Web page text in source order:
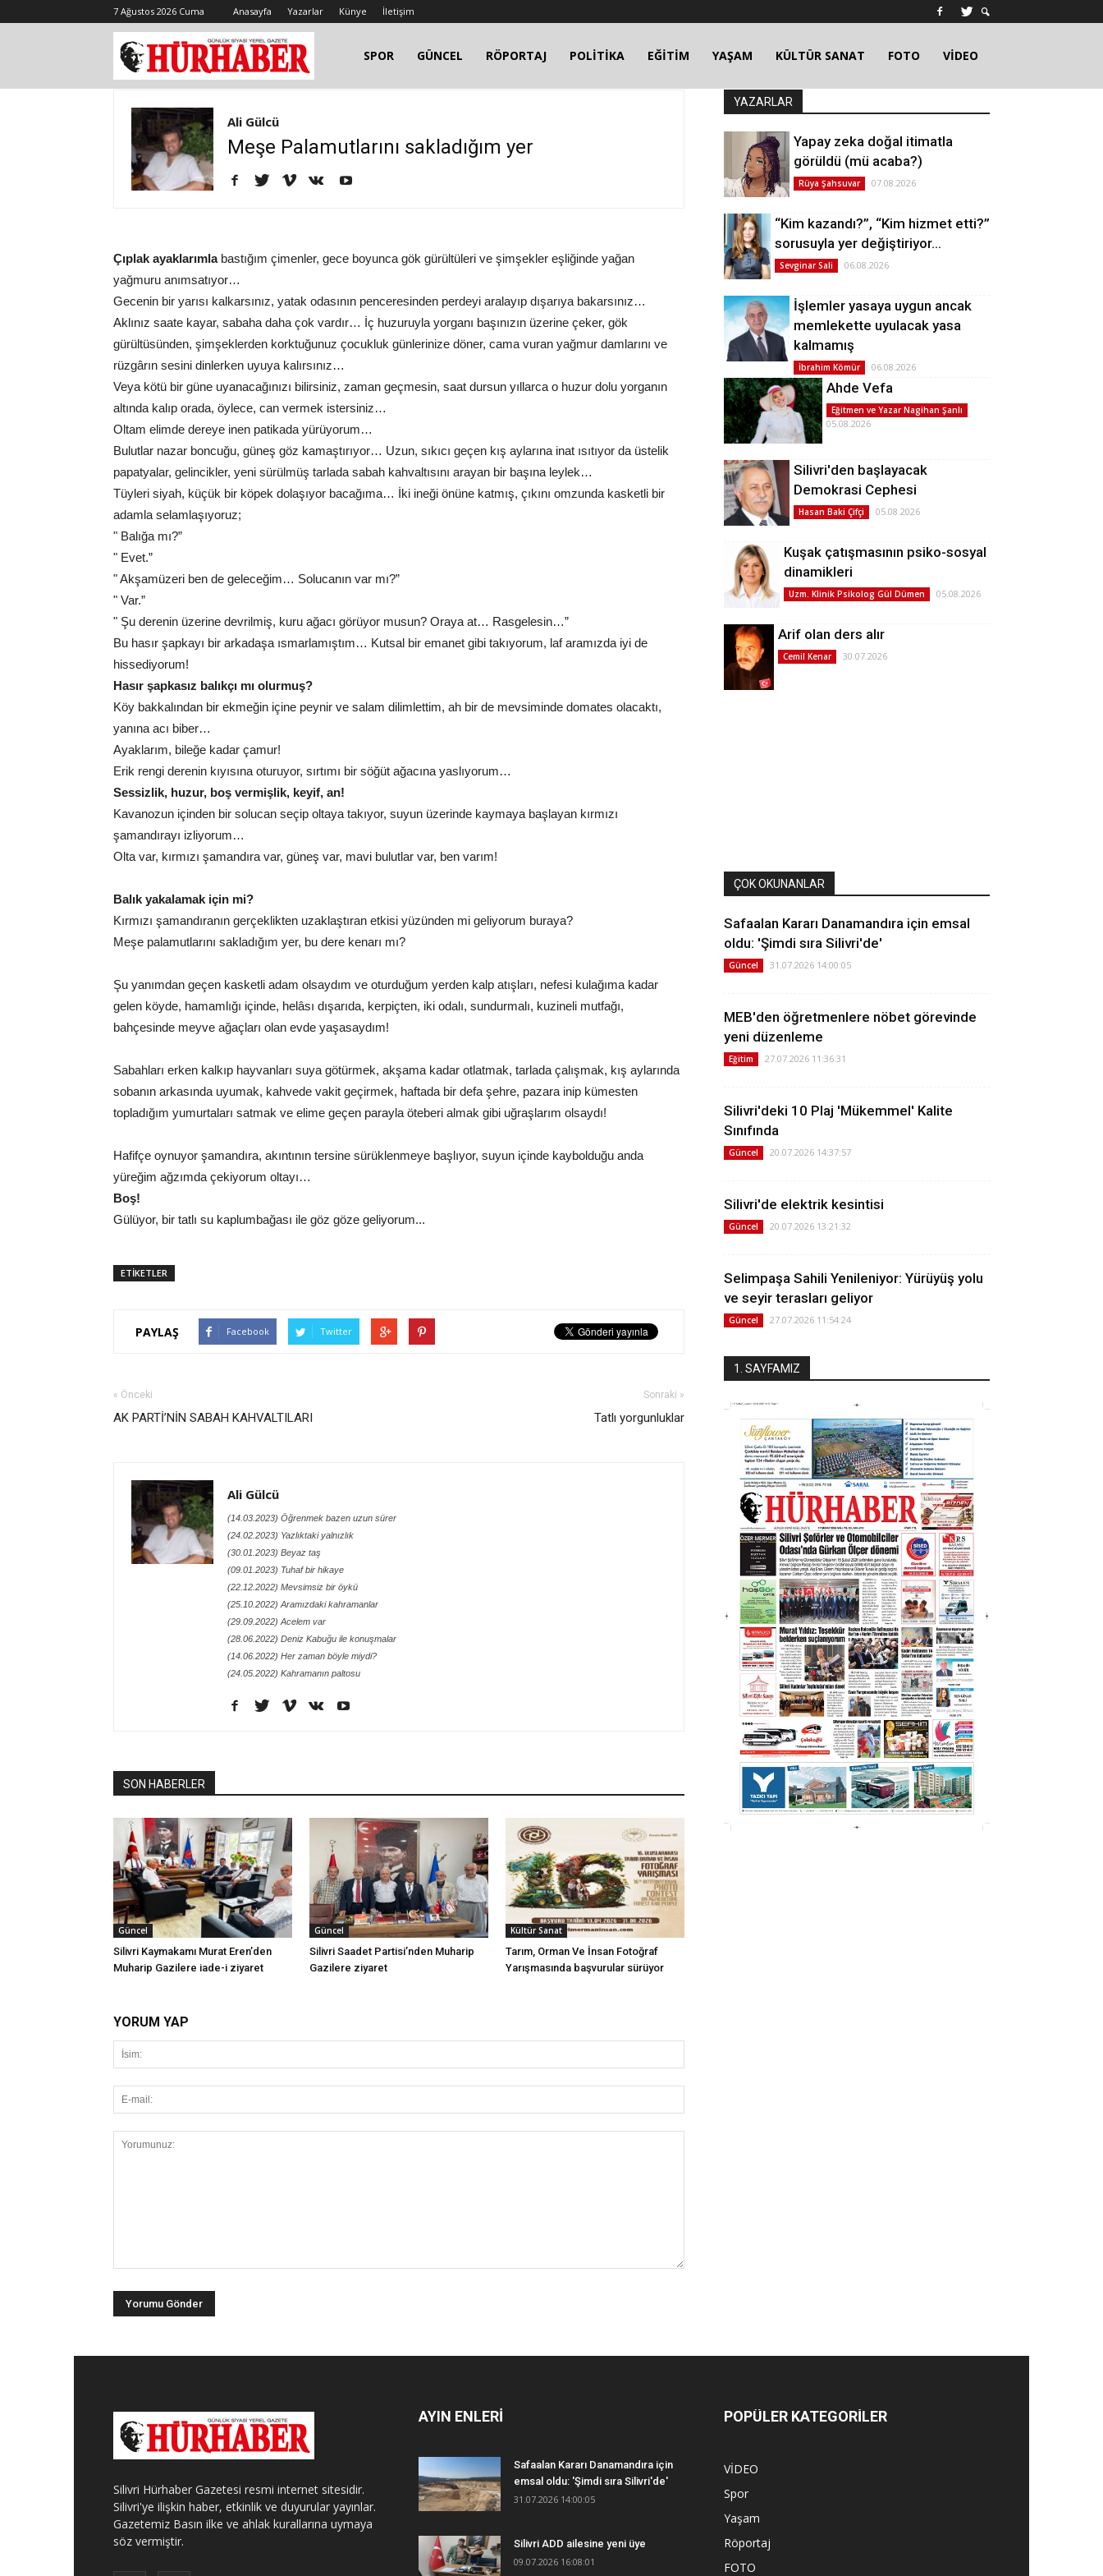
7 Ağustos 2026 Cuma Anasayfa Yazarlar Künye İletişim
SPOR GÜNCEL RÖPORTAJ POLİTİKA EĞİTİM YAŞAM KÜLTÜR SANAT FOTO VİDEO
Ali Gülcü
Meşe Palamutlarını sakladığım yer
Çıplak ayaklarımlabastığım çimenler, gece boyunca gök gürültüleri ve şimşekler eşliğinde yağan
yağmuru anımsatıyor…
Gecenin bir yarısı kalkarsınız, yatak odasının penceresinden perdeyi aralayıp dışarıya bakarsınız…
Aklınız saate kayar, sabaha daha çok vardır… İç huzuruyla yorganı başınızın üzerine çeker, gök
gürültüsünden, şimşeklerden korktuğunuz çocukluk günlerinize döner, cama vuran yağmur damlarını ve
rüzgârın sesini dinlerken uyuya kalırsınız…
Veya kötü bir güne uyanacağınızı bilirsiniz, zaman geçmesin, saat dursun yıllarca o huzur dolu yorganın
altında kalıp orada, öylece, can vermek istersiniz…
Oltam elimde dereye inen patikada yürüyorum…
Bulutlar nazar boncuğu, güneş göz kamaştırıyor… Uzun, sıkıcı geçen kış aylarına inat ısıtıyor da üstelik
papatyalar, gelincikler, yeni sürülmüş tarlada sabah kahvaltısını arayan bir başına leylek…
Tüyleri siyah, küçük bir köpek dolaşıyor bacağıma… İki ineği önüne katmış, çıkını omzunda kasketli bir
adamla selamlaşıyoruz;
" Balığa mı?”
" Evet.”
" Akşamüzeri ben de geleceğim… Solucanın var mı?”
" Var.”
" Şu derenin üzerine devrilmiş, kuru ağacı görüyor musun? Oraya at… Rasgelesin…”
Bu hasır şapkayı bir arkadaşa ısmarlamıştım… Kutsal bir emanet gibi takıyorum, laf aramızda iyi de
hissediyorum!
Hasır şapkasız balıkçı mı olurmuş?
Köy bakkalından bir ekmeğin içine peynir ve salam dilimlettim, ah bir de mevsiminde domates olacaktı,
yanına acı biber…
Ayaklarım, bileğe kadar çamur!
Erik rengi derenin kıyısına oturuyor, sırtımı bir söğüt ağacına yaslıyorum…
Sessizlik, huzur, boş vermişlik, keyif, an!
Kavanozun içinden bir solucan seçip oltaya takıyor, suyun üzerinde kaymaya başlayan kırmızı
şamandırayı izliyorum…
Olta var, kırmızı şamandıra var, güneş var, mavi bulutlar var, ben varım!
Balık yakalamak için mi?
Kırmızı şamandıranın gerçeklikten uzaklaştıran etkisi yüzünden mi geliyorum buraya?
Meşe palamutlarını sakladığım yer, bu dere kenarı mı?
Şu yanımdan geçen kasketli adam olsaydım ve oturduğum yerden kalp atışları, nefesi kulağıma kadar
gelen köyde, hamamlığı içinde, helâsı dışarıda, kerpiçten, iki odalı, sundurmalı, kuzineli mutfağı,
bahçesinde meyve ağaçları olan evde yaşasaydım!
Sabahları erken kalkıp hayvanları suya götürmek, akşama kadar otlatmak, tarlada çalışmak, kış aylarında
sobanın arkasında uyumak, kahvede vakit geçirmek, haftada bir defa şehre, pazara inip kümesten
topladığım yumurtaları satmak ve elime geçen parayla öteberi almak gibi uğraşlarım olsaydı!
Hafifçe oynuyor şamandıra, akıntının tersine sürüklenmeye başlıyor, suyun içinde kaybolduğu anda
yüreğim ağzımda çekiyorum oltayı…
Boş!
Gülüyor, bir tatlı su kaplumbağası ile göz göze geliyorum...
ETİKETLER
PAYLAŞ Facebook Twitter
« Önceki
AK PARTİ’NİN SABAH KAHVALTILARI
Sonraki »
Tatlı yorgunluklar
Ali Gülcü
(14.03.2023) Öğrenmek bazen uzun sürer
(24.02.2023) Yazlıktaki yalnızlık
(30.01.2023) Beyaz taş
(09.01.2023) Tuhaf bir hikaye
(22.12.2022) Mevsimsiz bir öykü
(25.10.2022) Aramızdaki kahramanlar
(29.09.2022) Acelem var
(28.06.2022) Deniz Kabuğu ile konuşmalar
(14.06.2022) Her zaman böyle miydi?
(24.05.2022) Kahramanın paltosu
SON HABERLER
Güncel
Silivri Kaymakamı Murat Eren’den
Muharip Gazilere iade-i ziyaret
Güncel
Silivri Saadet Partisi’nden Muharip
Gazilere ziyaret
Kültür Sanat
Tarım, Orman Ve İnsan Fotoğraf
Yarışmasında başvurular sürüyor
YORUM YAP
YAZARLAR
Yapay zeka doğal itimatla
görüldü (mü acaba?)
Rüya Şahsuvar 07.08.2026
“Kim kazandı?”, “Kim hizmet etti?”
sorusuyla yer değiştiriyor…
Sevginar Sali 06.08.2026
İşlemler yasaya uygun ancak
memlekette uyulacak yasa
kalmamış
İbrahim Kömür 06.08.2026
Ahde Vefa
Eğitmen ve Yazar Nagihan Şanlı
05.08.2026
Silivri'den başlayacak
Demokrasi Cephesi
Hasan Baki Çifçi 05.08.2026
Kuşak çatışmasının psiko-sosyal
dinamikleri
Uzm. Klinik Psikolog Gül Dümen 05.08.2026
Arif olan ders alır
Cemil Kenar 30.07.2026
ÇOK OKUNANLAR
Safaalan Kararı Danamandıra için emsal
oldu: 'Şimdi sıra Silivri'de'
Güncel 31.07.2026 14:00:05
MEB'den öğretmenlere nöbet görevinde
yeni düzenleme
Eğitim 27.07.2026 11:36:31
Silivri'deki 10 Plaj 'Mükemmel' Kalite
Sınıfında
Güncel 20.07.2026 14:37:57
Silivri'de elektrik kesintisi
Güncel 20.07.2026 13:21:32
Selimpaşa Sahili Yenileniyor: Yürüyüş yolu
ve seyir terasları geliyor
Güncel 27.07.2026 11:54:24
1. SAYFAMIZ
Silivri Hürhaber Gazetesi resmi internet sitesidir.
Silivri'ye ilişkin haber, etkinlik ve duyurular yayınlar.
Gazetemiz Basın ilke ve ahlak kurallarına uymaya
söz vermiştir.
AYIN ENLERİ
Safaalan Kararı Danamandıra için
emsal oldu: 'Şimdi sıra Silivri'de'
31.07.2026 14:00:05
Silivri ADD ailesine yeni üye
09.07.2026 16:08:01
POPÜLER KATEGORİLER
VİDEO
Spor
Yaşam
Röportaj
FOTO